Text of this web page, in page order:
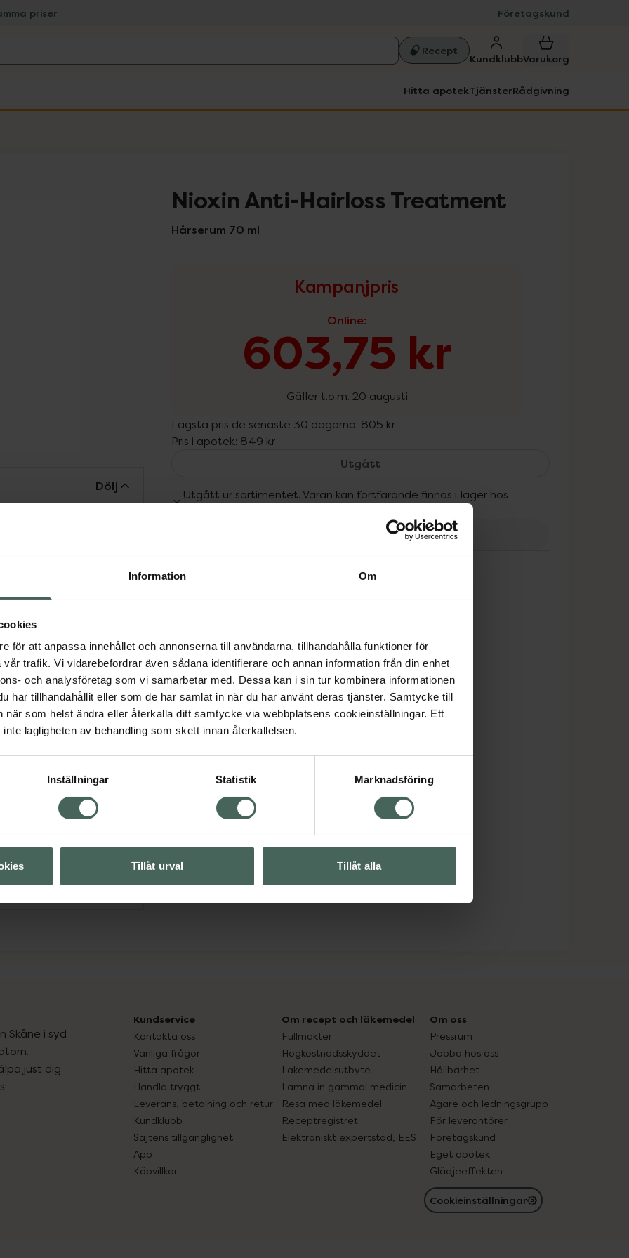
Information Om
för att anpassa innehållet och annonserna till användarna, tillhandahålla funktioner för
trafik. Vi vidarebefordrar även sådana identifierare och annan information från din enhet
och analysföretag som vi samarbetar med. Dessa kan i sin tur kombinera informationen
har tillhandahållit eller som de har samlat in när du har använt deras tjänster. Samtycke till
när som helst ändra eller återkalla ditt samtycke via webbplatsens cookieinställningar. Ett
lagligheten av behandling som skett innan återkallelsen.
Inställningar Statistik Marknadsföring
Tillåt urval Tillåt alla
priser Företagskund
Recept
KundklubbVarukorg
Hitta apotekTjänsterRådgivning
Nioxin Anti-Hairloss Treatment
Hårserum 70 ml
Kampanjpris
Online:
603,75 kr
Gäller t.o.m. 20 augusti
Lägsta pris de senaste 30 dagarna: 805 kr
Pris i apotek: 849 kr
UtgåttNioxin Anti-Hairloss Treatment, 603.75 kr.
Utgått ur sortimentet. Varan kan fortfarande finnas i lager hos
Fler produkter från Utgått
Aktuella erbjudanden
Dölj
leave-in-behandling
en kliniskt bevisad
och koffein som
minska
hår från första
med innovativa och
frisk hårväxt och
och
shampoo och
Visa
Visa
Skåne i syd
just dig
Kundservice
Kontakta oss
Vanliga frågor
Hitta apotek
Handla tryggt
Leverans, betalning och retur
Kundklubb
Sajtens tillgänglighet
App
Köpvillkor
Om recept och läkemedel
Fullmakter
Högkostnadsskyddet
Läkemedelsutbyte
Lämna in gammal medicin
Resa med läkemedel
Receptregistret
Elektroniskt expertstöd, EES
Om oss
Pressrum
Jobba hos oss
Hållbarhet
Samarbeten
Ägare och ledningsgrupp
För leverantörer
Företagskund
Eget apotek
Glädjeeffekten
Cookieinställningar